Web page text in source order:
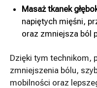
Masaż tkanek
napiętych mięśni,
oraz zmniejsza ból
Dzięki tym technikom,
zmniejszenia bólu,
mobilności oraz